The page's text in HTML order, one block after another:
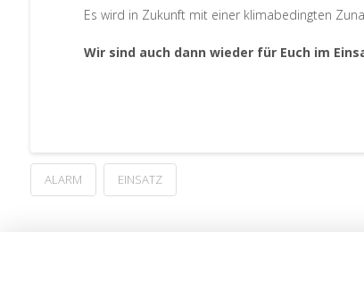
Es wird in Zukunft mit einer klimabedingten
Wir sind auch dann wieder für Euch im
ALARM EINSATZ